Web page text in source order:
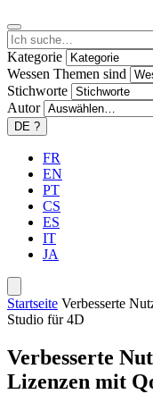
Kategorie
Wessen Themen sind
Stichworte
Autor
DE ?
FR
EN
PT
CS
ES
IT
JA
Startseite Verbesserte
Studio für 4D
Verbesserte
Lizenzen mit